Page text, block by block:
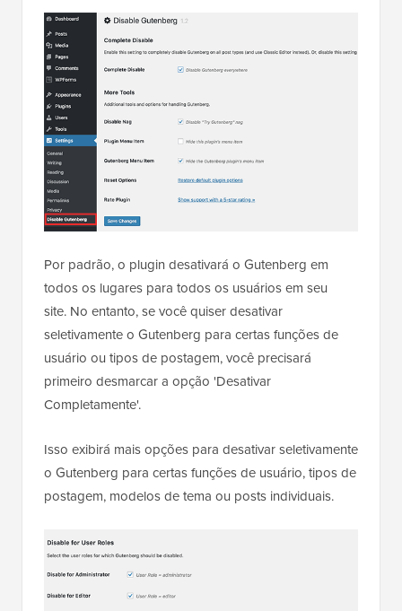
Por padrão, o plugin desativará o Gutenberg em
todos os lugares para todos os usuários em seu
site. No entanto, se você quiser desativar
seletivamente o Gutenberg para certas funções de
usuário ou tipos de postagem, você precisará
primeiro desmarcar a opção 'Desativar
Completamente'.
Isso exibirá mais opções para desativar seletivamente
o Gutenberg para certas funções de usuário, tipos de
postagem, modelos de tema ou posts individuais.